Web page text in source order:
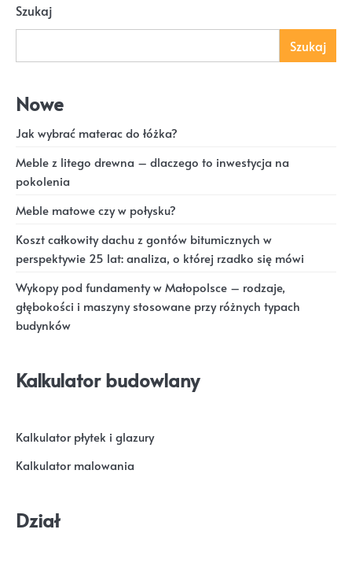
Szukaj
Szukaj
Nowe
Jak wybrać materac do łóżka?
Meble z litego drewna – dlaczego to inwestycja na
pokolenia
Meble matowe czy w połysku?
Koszt całkowity dachu z gontów bitumicznych w
perspektywie 25 lat: analiza, o której rzadko się mówi
Wykopy pod fundamenty w Małopolsce – rodzaje,
głębokości i maszyny stosowane przy różnych typach
budynków
Kalkulator budowlany
Kalkulator płytek i glazury
Kalkulator malowania
Dział